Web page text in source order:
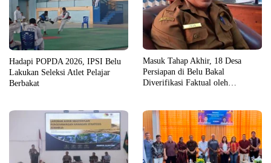
Hadapi POPDA 2026, IPSI Belu
Lakukan Seleksi Atlet Pelajar
Berbakat
Masuk Tahap Akhir, 18 Desa
Persiapan di Belu Bakal
Diverifikasi Faktual oleh